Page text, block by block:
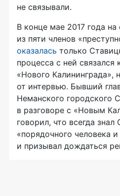
не связывали.
В конце мае 2017 года
из пяти членов
оказалась только
процесса с ней связался
«Нового Калининграда»,
от интервью. Бывший
Неманского городского
в разговоре с «Новым
говорил, что всегда
«порядочного человека
и призывал дождаться